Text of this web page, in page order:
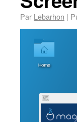
Par Lebarhon |